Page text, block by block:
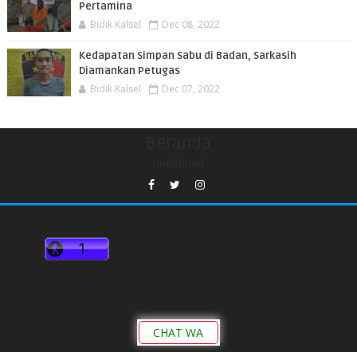
Pertamina
Bidik Kalsel Dec 08, 2022
Kedapatan Simpan Sabu di Badan, Sarkasih
Diamankan Petugas
Bidik Kalsel Dec 07, 2022
CHAT WA